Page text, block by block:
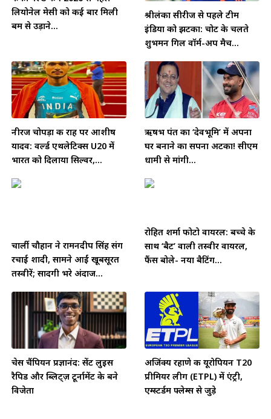
लियोनेल मेसी को कई बार मिली
बम से उड़ाने...
श्रीलंका सीरीज से पहले टीम
इंडिया को झटका: चोट के चलते
शुभमन गिल वॉर्म-अप मैच...
नीरज चोपड़ा की राह पर आशीष
यादव: वर्ल्ड एथलेटिक्स U20 में
भारत को दिलाया सिल्वर,...
ऋषभ पंत का ‘देवभूमि’ में अपना
घर बनाने का सपना अटका! सीएम
धामी से मांगी...
चार्ली चौहान ने रामनदीप सिंह संग
रचाई शादी, सामने आईं खूबसूरत
तस्वीरें; सादगी भरे अंदाज...
रोहित शर्मा फोटो वायरल: बच्चे के
साथ ‘बैट’ वाली तस्वीर वायरल,
फैंस बोले- नया बैटिंग...
चेस चैंपियन प्रज्ञानंद: सेंट लुइस
रैपिड और ब्लिट्ज़ टूर्नामेंट के बने
विजेता
अजिंक्य रहाणे की यूरोपियन T20
प्रीमियर लीग (ETPL) में एंट्री,
एम्स्टर्डम फ्लेम्स से जुड़े